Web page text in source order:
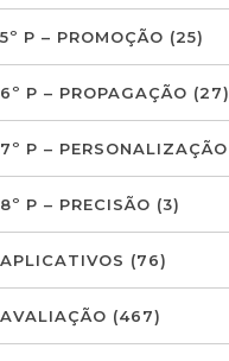
5º P – PROMOÇÃO (25)
6º P – PROPAGAÇÃO (27)
7º P – PERSONALIZAÇÃO
8º P – PRECISÃO (3)
APLICATIVOS (76)
AVALIAÇÃO (467)